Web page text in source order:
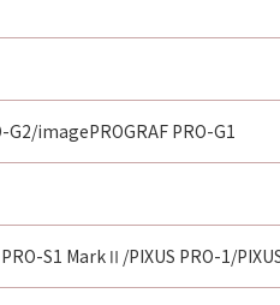
G2/imagePROGRAF PRO-G1
S1 MarkⅡ/PIXUS PRO-1/